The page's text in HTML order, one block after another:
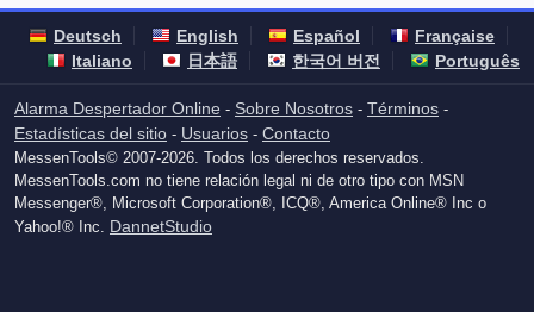
Deutsch English Español
Française
Italiano
日本語 한국어 버전 Português
Alarma Despertador Online - Sobre Nosotros - Términos -
Estadísticas del sitio - Usuarios - Contacto
MessenTools© 2007-2026. Todos los derechos reservados.
MessenTools.com no tiene relación legal ni de otro tipo con MSN
Messenger®, Microsoft Corporation®, ICQ®, America Online® Inc o
Yahoo!® Inc. DannetStudio